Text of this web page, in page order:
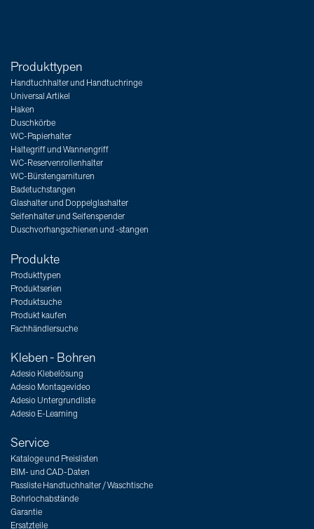
Produkttypen
Handtuchhalter und Handtuchringe
Universal Artikel
Haken
Duschkörbe
WC-Papierhalter
Haltegriff und Wannengriff
WC-Reservenrollenhalter
WC-Bürstengarnituren
Badetuchstangen
Glashalter und Doppelglashalter
Seifenhalter und Seifenspender
Duschvorhangschienen und -stangen
Produkte
Produkttypen
Produktserien
Produktsuche
Produkt kaufen
Fachhändlersuche
Kleben - Bohren
Adesio Klebelösung
Adesio Montagevideo
Adesio Untergrundliste
Adesio E-Learning
Service
Kataloge und Preislisten
BIM- und CAD-Daten
Passliste Handtuchhalter / Waschtische
Bohrlochabstände
Garantie
Ersatzteile